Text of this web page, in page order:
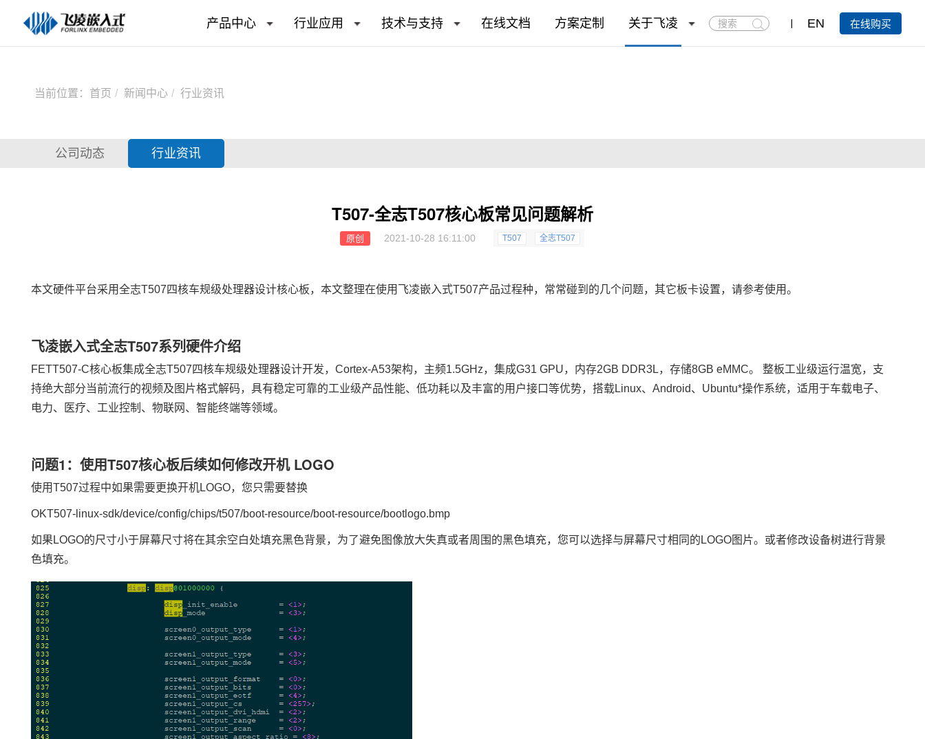
产品中心 行业应用 技术与支持 在线文档 方案定制 关于飞凌
搜
索
EN 在线购买
当前位置： 首页 新闻中心 行业资讯
公司动态 行业资讯
T507-全志T507核心板常见问题解析
原创 2021-10-28 16:11:00 T507 全志T507
本文硬件平台采用全志T507四核车规级处理器设计核心板，本文整理在使用飞凌嵌入式T507产品过程种，常常碰到的几个问题，其它板卡设置，请参考使用。
飞凌嵌入式全志T507系列硬件介绍
FETT507-C核心板集成全志T507四核车规级处理器设计开发，Cortex-A53架构，主频1.5GHz，集成G31 GPU，内存2GB DDR3L，存储8GB eMMC。 整板工业级运行温宽，支
持绝大部分当前流行的视频及图片格式解码，具有稳定可靠的工业级产品性能、低功耗以及丰富的用户接口等优势，搭载Linux、Android、Ubuntu*操作系统，适用于车载电子、
电力、 医疗、工业控制、物联网 、智能终端等领域。
问题1：使用T507核心板后续如何修改开机 LOGO
使用T507过程中如果需要更换开机LOGO，您只需要替换
OKT507-linux-sdk/device/config/chips/t507/boot-resource/boot-resource/bootlogo.bmp
如果LOGO的尺寸小于屏幕尺寸将在其余空白处填充黑色背景，为了避免图像放大失真或者周围的黑色填充，您可以选择与屏幕尺寸相同的LOGO图片。或者修改设备树进行背景
色填充。